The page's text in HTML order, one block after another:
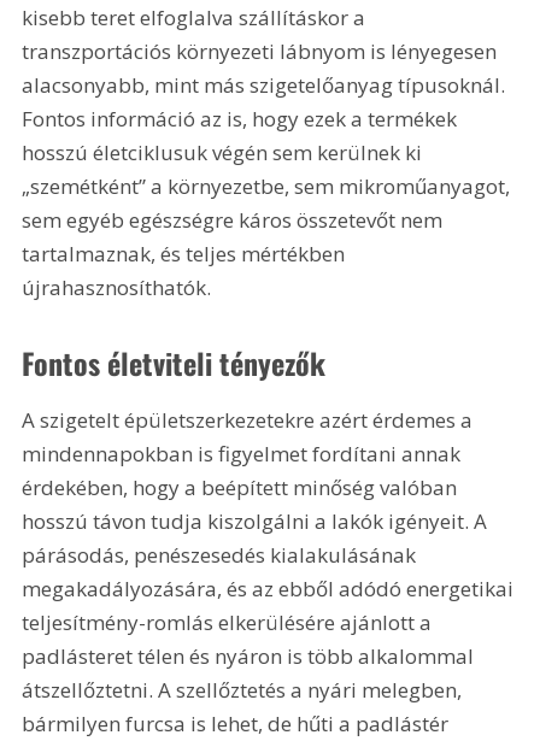
kisebb teret elfoglalva szállításkor a
transzportációs környezeti lábnyom is lényegesen
alacsonyabb, mint más szigetelőanyag típusoknál.
Fontos információ az is, hogy ezek a termékek
hosszú életciklusuk végén sem kerülnek ki
„szemétként” a környezetbe, sem mikroműanyagot,
sem egyéb egészségre káros összetevőt nem
tartalmaznak, és teljes mértékben
újrahasznosíthatók.
Fontos életviteli tényezők
A szigetelt épületszerkezetekre azért érdemes a
mindennapokban is figyelmet fordítani annak
érdekében, hogy a beépített minőség valóban
hosszú távon tudja kiszolgálni a lakók igényeit. A
párásodás, penészesedés kialakulásának
megakadályozására, és az ebből adódó energetikai
teljesítmény-romlás elkerülésére ajánlott a
padlásteret télen és nyáron is több alkalommal
átszellőztetni. A szellőztetés a nyári melegben,
bármilyen furcsa is lehet, de hűti a padlástér